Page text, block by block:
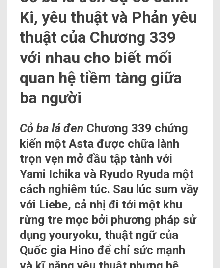
Ki, yêu thuật và Phản yêu
thuật của Chương 339
với nhau cho biết mối
quan hệ tiềm tàng giữa
ba người
Cỏ ba lá đen Chương 339 chứng
kiến ​​một Asta được chữa lành
trọn vẹn mở đầu tập tành với
Yami Ichika và Ryudo Ryuda một
cách nghiêm túc. Sau lúc sum vầy
với Liebe, cả nhị đi tới một khu
rừng tre mọc bởi phương pháp sử
dụng youryoku, thuật ngữ của
Quốc gia Hino để chỉ sức mạnh